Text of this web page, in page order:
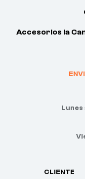
Accesorios la
Lunes
CLIENTE